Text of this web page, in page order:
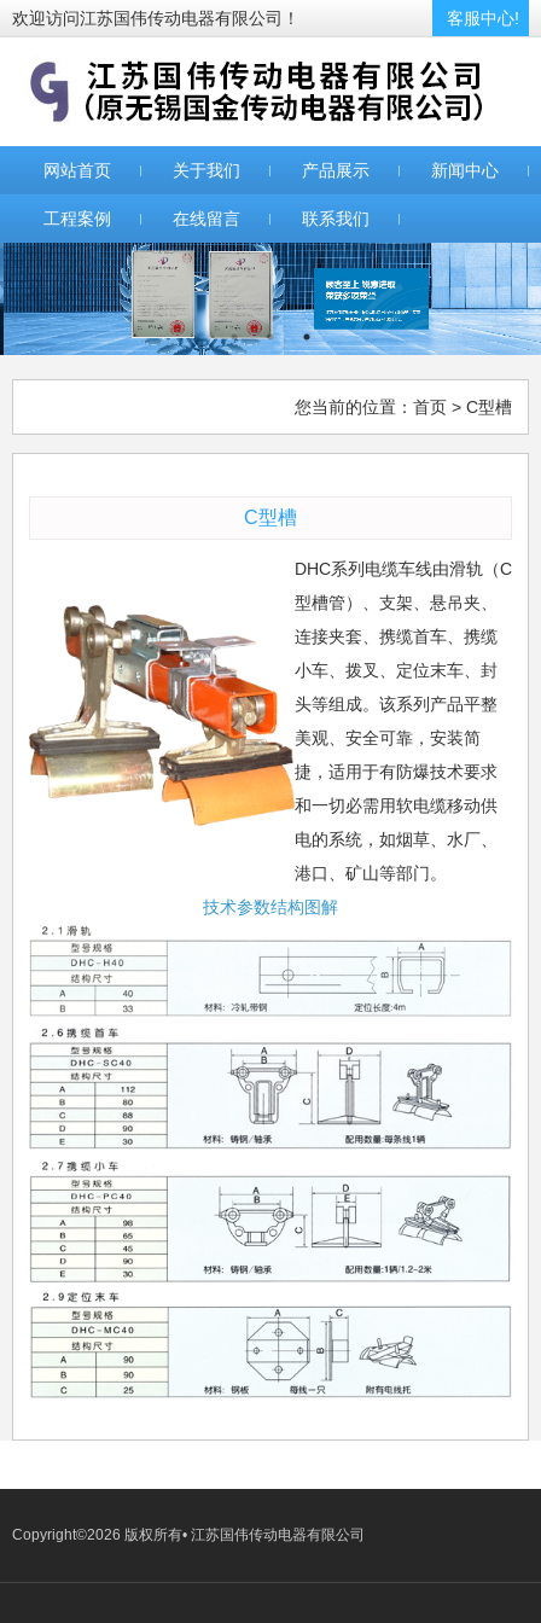
欢迎访问江苏国伟传动电器有限公司！ 客服中心!
网站首页 关于我们 产品展示 新闻中心
工程案例 在线留言 联系我们
您当前的位置：首页 > C型槽
C型槽
DHC系列电缆车线由滑轨（C
型槽管）、支架、悬吊夹、
连接夹套、携缆首车、携缆
小车、拨叉、定位末车、封
头等组成。该系列产品平整
美观、安全可靠，安装简
捷，适用于有防爆技术要求
和一切必需用软电缆移动供
电的系统，如烟草、水厂、
港口、矿山等部门。
技术参数结构图解
Copyright©2026 版权所有• 江苏国伟传动电器有限公司